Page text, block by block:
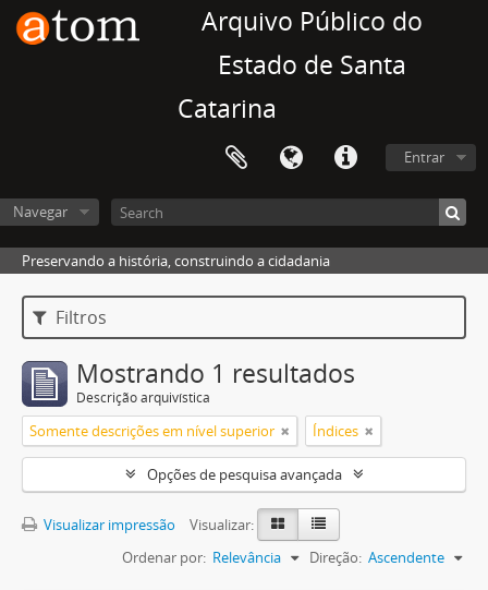
Arquivo Público do
Estado de Santa
Catarina
Entrar
Navegar
Preservando a história, construindo a cidadania
Filtros
Mostrando 1 resultados
Descrição arquivística
Somente descrições em nível superior Índices
Opções de pesquisa avançada
Visualizar impressão
Visualizar:
Ordenar por: Relevância Direção: Ascendente